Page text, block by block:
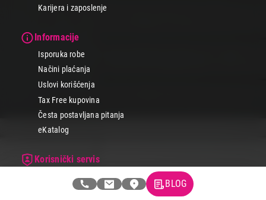
Karijera i zaposlenje
Informacije
Isporuka robe
Načini plaćanja
Uslovi korišćenja
Tax Free kupovina
Česta postavljana pitanja
eKatalog
Korisnički servis
Svi brendovi
Vraćanje robe
BLOG